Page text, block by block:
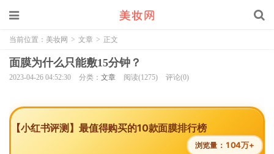
当前位置： 美妆网 > 文章 > 正文
面膜为什么只能敷15分钟？
2023-04-26 04:52:30 分类： 文章 阅读(1275) 评论(0)
【小红书评测】最值得购买的10款面膜排行榜
浏览量： 104万+